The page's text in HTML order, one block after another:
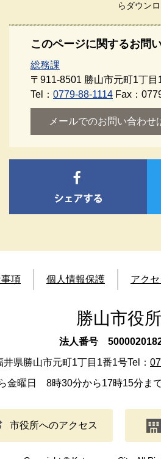
らダウン
このページに関するお問
総務課
〒911-8501 勝山市元町1丁
Tel： 0779-88-1114 Fax：
メールでのお問い合わせ
項 個人情報保護 アク
勝山市役所
法人番号
県勝山市元町1丁目1番1号Tel：
金曜日 8時30分から17時15分ま
市役所へのアクセス